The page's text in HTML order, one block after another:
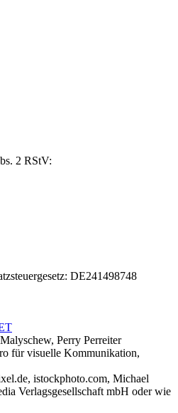
2 RStV:
DE241498748
Perry Perreiter
für visuelle Kommunikation,
istockphoto.com, Michael
Verlagsgesellschaft mbH oder wie